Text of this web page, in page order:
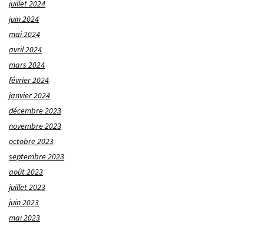
juillet 2024
juin 2024
mai 2024
avril 2024
mars 2024
février 2024
janvier 2024
décembre 2023
novembre 2023
octobre 2023
septembre 2023
août 2023
juillet 2023
juin 2023
mai 2023